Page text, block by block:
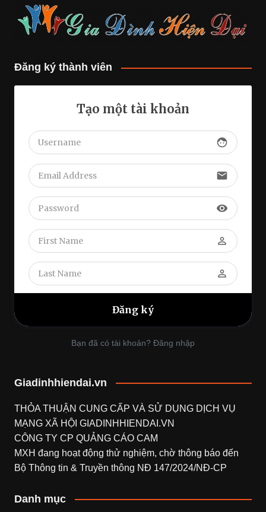
Đăng ký thành viên
Tạo một tài khoản
face
email
visibility
perm_identity
perm_identity
Bạn đã có tài khoản? Đăng nhập
Giadinhhiendai.vn
THỎA THUẬN CUNG CẤP VÀ SỬ DỤNG DỊCH VỤ
MẠNG XÃ HỘI GIADINHHIENDAI.VN
CÔNG TY CP QUẢNG CÁO CAM
MXH đang hoạt động thử nghiệm, chờ thông báo đến
Bộ Thông tin & Truyền thông NĐ 147/2024/NĐ-CP
Danh mục